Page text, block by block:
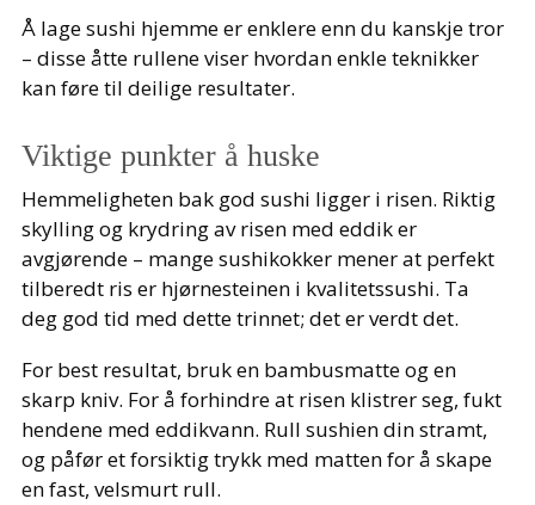
Å lage sushi hjemme er enklere enn du kanskje tror
– disse åtte rullene viser hvordan enkle teknikker
kan føre til deilige resultater.
Viktige punkter å huske
Hemmeligheten bak god sushi ligger i risen. Riktig
skylling og krydring av risen med eddik er
avgjørende – mange sushikokker mener at perfekt
tilberedt ris er hjørnesteinen i kvalitetssushi. Ta
deg god tid med dette trinnet; det er verdt det.
For best resultat, bruk en bambusmatte og en
skarp kniv. For å forhindre at risen klistrer seg, fukt
hendene med eddikvann. Rull sushien din stramt,
og påfør et forsiktig trykk med matten for å skape
en fast, velsmurt rull.